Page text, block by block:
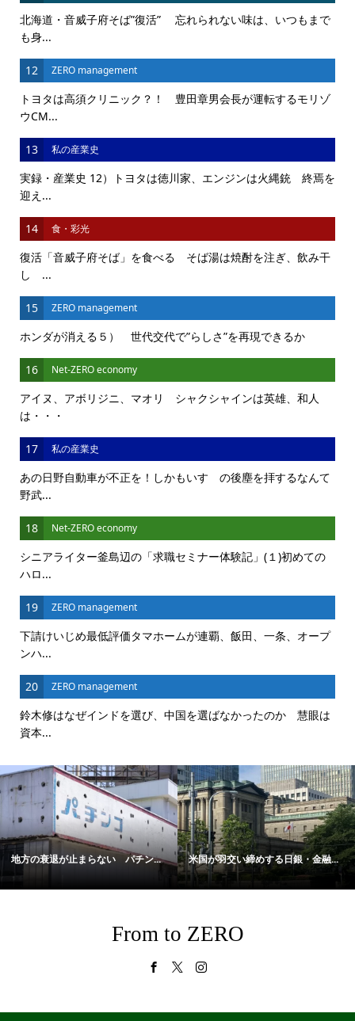
北海道・音威子府そば”復活” 忘れられない味は、いつもまで
も身...
12 ZERO management
トヨタは高須クリニック？！ 豊田章男会長が運転するモリゾ
ウCM...
13 私の産業史
実録・産業史 12）トヨタは徳川家、エンジンは火縄銃 終焉を
迎え...
14 食・彩光
復活「音威子府そば」を食べる そば湯は焼酎を注ぎ、飲み干
し ...
15 ZERO management
ホンダが消える５） 世代交代で”らしさ”を再現できるか
16 Net-ZERO economy
アイヌ、アボリジニ、マオリ シャクシャインは英雄、和人
は・・・
17 私の産業史
あの日野自動車が不正を！しかもいすゞの後塵を拝するなんて
野武...
18 Net-ZERO economy
シニアライター釜島辺の「求職セミナー体験記」(１)初めての
ハロ...
19 ZERO management
下請けいじめ最低評価タマホームが連覇、飯田、一条、オープ
ンハ...
20 ZERO management
鈴木修はなぜインドを選び、中国を選ばなかったのか 慧眼は
資本...
地方の衰退が止まらない パチン... 米国が羽交い締めする日銀・金融...
From to ZERO